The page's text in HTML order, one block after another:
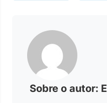
Sobre o autor: